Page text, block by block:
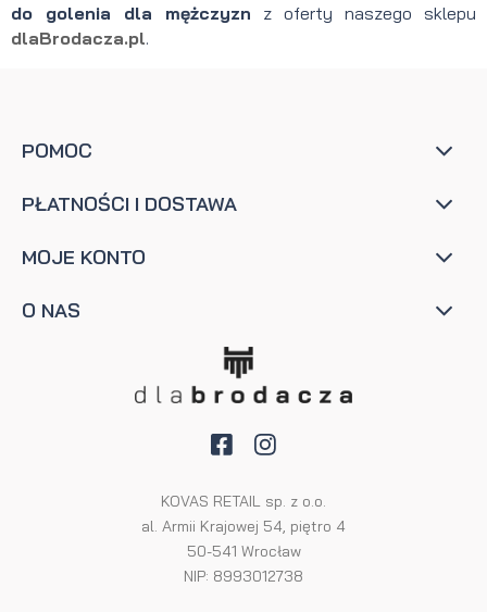
do golenia dla mężczyzn z oferty naszego sklepu
dlaBrodacza.pl.
POMOC
PŁATNOŚCI I DOSTAWA
MOJE KONTO
O NAS
KOVAS RETAIL sp. z o.o.
al. Armii Krajowej 54, piętro 4
50-541 Wrocław
NIP: 8993012738